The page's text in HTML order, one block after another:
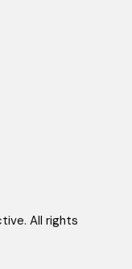
All rights